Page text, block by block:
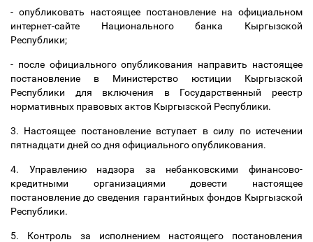
- опубликовать настоящее постановление на официальном
интернет-сайте Национального банка Кыргызской
Республики;
- после официального опубликования направить настоящее
постановление в Министерство юстиции Кыргызской
Республики для включения в Государственный реестр
нормативных правовых актов Кыргызской Республики.
3. Настоящее постановление вступает в силу по истечении
пятнадцати дней со дня официального опубликования.
4. Управлению надзора за небанковскими финансово-
кредитными организациями довести настоящее
постановление до сведения гарантийных фондов Кыргызской
Республики.
5. Контроль за исполнением настоящего постановления